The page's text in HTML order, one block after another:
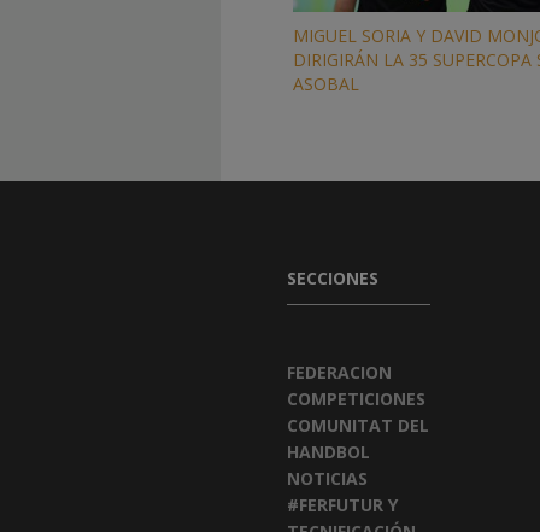
MIGUEL SORIA Y DAVID
DIRIGIRÁN LA 35 SUPERCOPA
ASOBAL
SECCIONES
FEDERACION
COMPETICIONES
COMUNITAT DEL
HANDBOL
NOTICIAS
#FERFUTUR Y